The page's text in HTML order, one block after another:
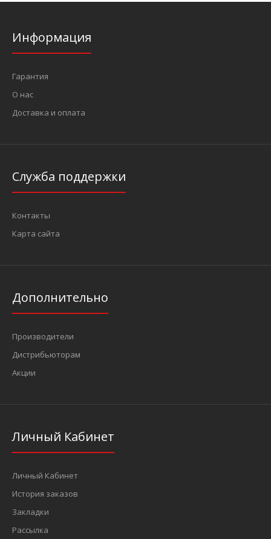
Ключ Torx Г-обр. длинный Т50, L=42/160 мм (FORCE 76650L)
Информация
Гарантия
О нас
Доставка и оплата
Служба поддержки
Контакты
Карта сайта
Дополнительно
Производители
Дистрибьюторам
Акции
Личный Кабинет
Личный Кабинет
История заказов
Закладки
Рассылка